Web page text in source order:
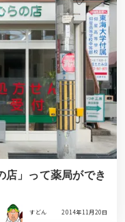
店」って薬局ができ
すどん 2014年11月20日